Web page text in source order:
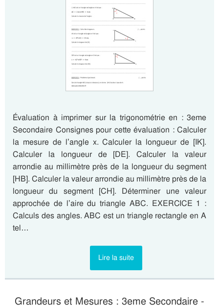
Évaluation à imprimer sur la trigonométrie en : 3eme
Secondaire Consignes pour cette évaluation : Calculer
la mesure de l’angle x. Calculer la longueur de [IK].
Calculer la longueur de [DE]. Calculer la valeur
arrondie au millimètre près de la longueur du segment
[HB]. Calculer la valeur arrondie au millimètre près de la
longueur du segment [CH]. Déterminer une valeur
approchée de l’aire du triangle ABC. EXERCICE 1 :
Calculs des angles. ABC est un triangle rectangle en A
tel…
Lire la suite
Grandeurs et Mesures : 3eme Secondaire -